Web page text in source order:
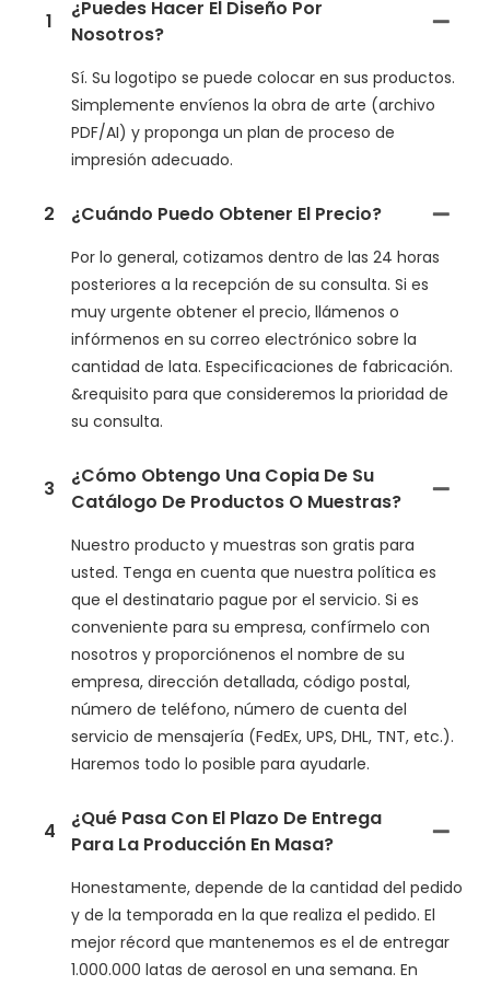
1
¿Puedes Hacer El Diseño Por
Nosotros?
Sí. Su logotipo se puede colocar en sus productos.
Simplemente envíenos la obra de arte (archivo
PDF/AI) y proponga un plan de proceso de
impresión adecuado.
2 ¿Cuándo Puedo Obtener El Precio?
Por lo general, cotizamos dentro de las 24 horas
posteriores a la recepción de su consulta. Si es
muy urgente obtener el precio, llámenos o
infórmenos en su correo electrónico sobre la
cantidad de lata. Especificaciones de fabricación.
&requisito para que consideremos la prioridad de
su consulta.
3
¿Cómo Obtengo Una Copia De Su
Catálogo De Productos O Muestras?
Nuestro producto y muestras son gratis para
usted. Tenga en cuenta que nuestra política es
que el destinatario pague por el servicio. Si es
conveniente para su empresa, confírmelo con
nosotros y proporciónenos el nombre de su
empresa, dirección detallada, código postal,
número de teléfono, número de cuenta del
servicio de mensajería (FedEx, UPS, DHL, TNT, etc.).
Haremos todo lo posible para ayudarle.
4
¿Qué Pasa Con El Plazo De Entrega
Para La Producción En Masa?
Honestamente, depende de la cantidad del pedido
y de la temporada en la que realiza el pedido. El
mejor récord que mantenemos es el de entregar
1.000.000 latas de aerosol en una semana. En